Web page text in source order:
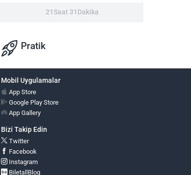
21Saat 31Dakika
Pratik
Mobil Uygulamalar
App Store
Google Play Store
App Gallery
Bizi Takip Edin
Twitter
Facebook
Instagram
BiletallBlog